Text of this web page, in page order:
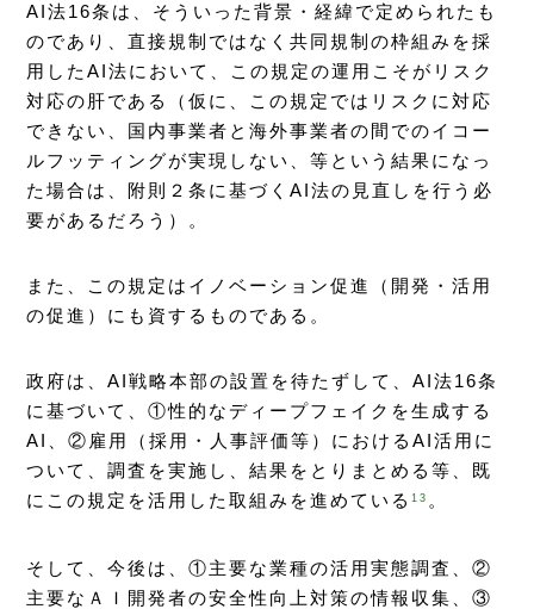
AI法16条は、そういった背景・経緯で定められたも
のであり、直接規制ではなく共同規制の枠組みを採
用したAI法において、この規定の運用こそがリスク
対応の肝である（仮に、この規定ではリスクに対応
できない、国内事業者と海外事業者の間でのイコー
ルフッティングが実現しない、等という結果になっ
た場合は、附則２条に基づくAI法の見直しを行う必
要があるだろう）。
また、この規定はイノベーション促進（開発・活用
の促進）にも資するものである。
政府は、AI戦略本部の設置を待たずして、AI法16条
に基づいて、①性的なディープフェイクを生成する
AI、②雇用（採用・人事評価等）におけるAI活用に
ついて、調査を実施し、結果をとりまとめる等、既
にこの規定を活用した取組みを進めている13 。
そして、今後は、①主要な業種の活用実態調査、②
主要なＡＩ開発者の安全性向上対策の情報収集、③